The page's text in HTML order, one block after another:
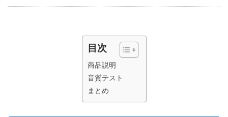
目次
商品説明
音質テスト
まとめ